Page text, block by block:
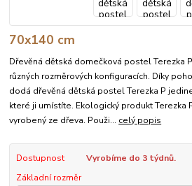
70x140 cm
Dřevěná dětská domečková postel Terezka
různých rozměrových konfiguracích. Díky
dodá dřevěná dětská postel Terezka P
které ji umístíte. Ekologický produkt Terezka
vyrobený ze dřeva. Použi... celý popis
Dostupnost
Vyrobíme do 3 týdnů.
Základní rozměr